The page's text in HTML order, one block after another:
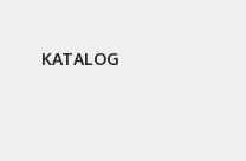
KATALOG